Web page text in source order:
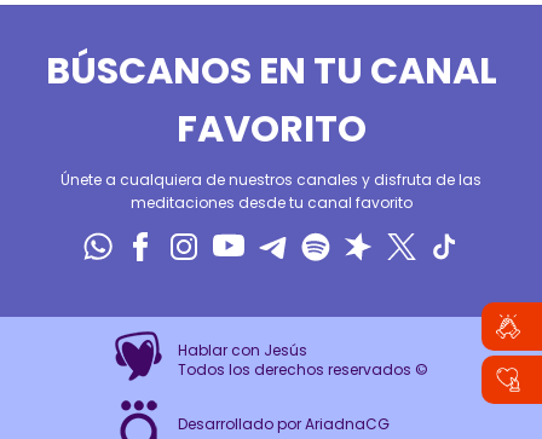
BÚSCANOS EN TU CANAL
FAVORITO
Únete a cualquiera de nuestros canales y disfruta de las
meditaciones desde tu canal favorito
Hablar con Jesús
Todos los derechos reservados ©
Desarrollado por AriadnaCG